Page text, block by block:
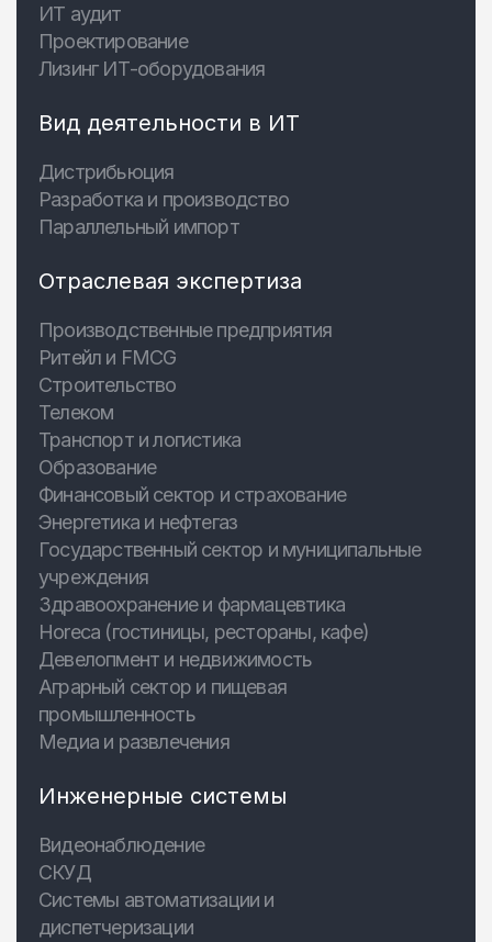
ИТ аудит
Проектирование
Лизинг ИТ-оборудования
Вид деятельности в ИТ
Дистрибьюция
Разработка и производство
Параллельный импорт
Отраслевая экспертиза
Производственные предприятия
Ритейл и FMCG
Строительство
Телеком
Транспорт и логистика
Образование
Финансовый сектор и страхование
Энергетика и нефтегаз
Государственный сектор и муниципальные
учреждения
Здравоохранение и фармацевтика
Horeca (гостиницы, рестораны, кафе)
Девелопмент и недвижимость
Аграрный сектор и пищевая
промышленность
Медиа и развлечения
Инженерные системы
Видеонаблюдение
СКУД
Системы автоматизации и
диспетчеризации